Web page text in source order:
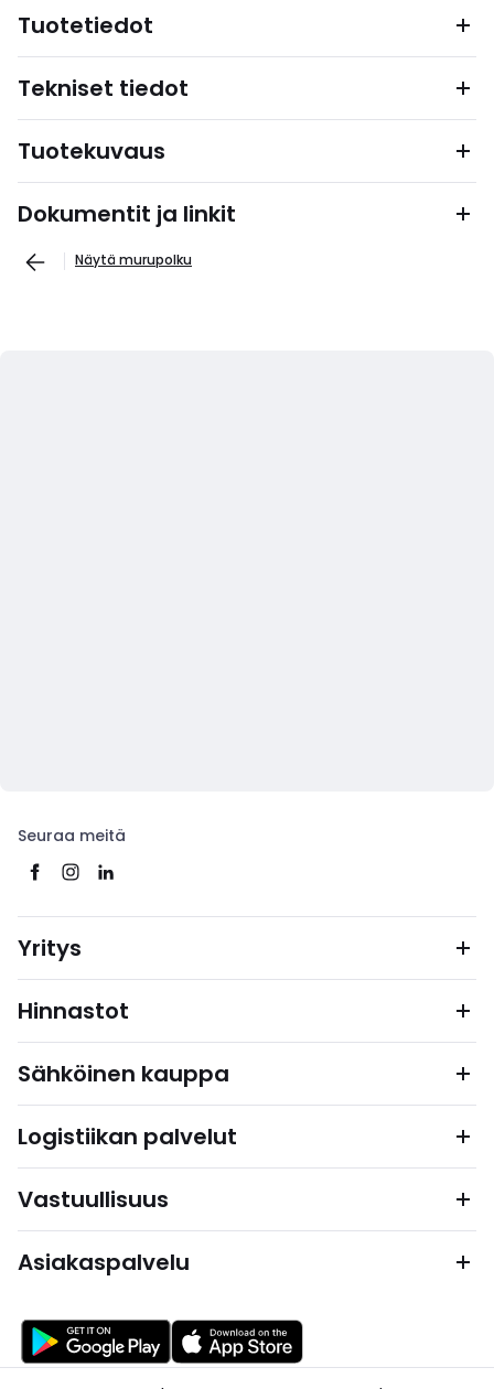
Tuotetiedot
Tekniset tiedot
Tuotekuvaus
Dokumentit ja linkit
Näytä murupolku
Seuraa meitä
Yritys
Hinnastot
Sähköinen kauppa
Logistiikan palvelut
Vastuullisuus
Asiakaspalvelu